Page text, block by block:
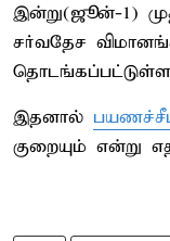
இன்று(ஜூன்-1)
சர்வதேச
இதனால்
குறையும் என்று